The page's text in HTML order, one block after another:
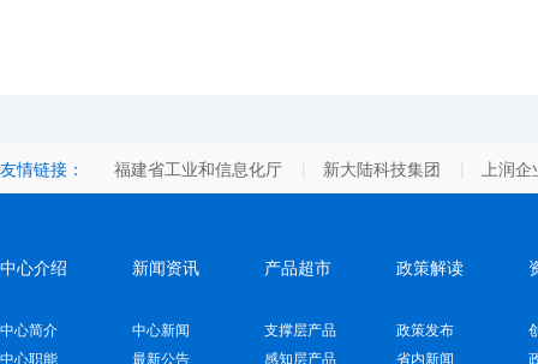
友情链接： 福建省工业和信息化厅 新大陆科技集团 上润企
中心介绍
中心简介
中心职能
新闻资讯
中心新闻
最新公告
产品超市
支撑层产品
感知层产品
政策解读
政策发布
省内新闻